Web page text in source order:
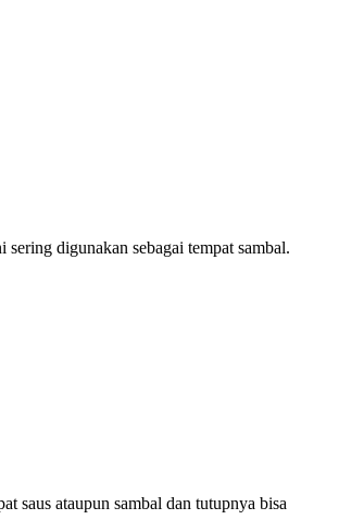
digunakan sebagai tempat sambal.
saus ataupun sambal dan tutupnya bisa